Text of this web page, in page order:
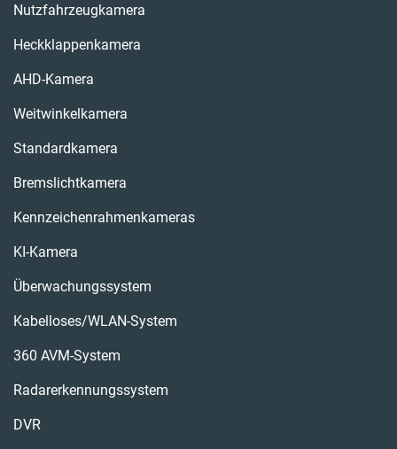
Nutzfahrzeugkamera
Heckklappenkamera
AHD-Kamera
Weitwinkelkamera
Standardkamera
Bremslichtkamera
Kennzeichenrahmenkameras
KI-Kamera
Überwachungssystem
Kabelloses/WLAN-System
360 AVM-System
Radarerkennungssystem
DVR